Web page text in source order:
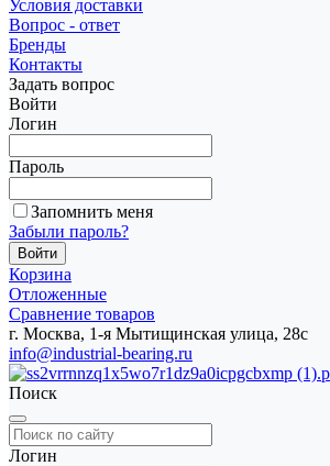
Условия доставки
Вопрос - ответ
Бренды
Контакты
Задать вопрос
Войти
Логин
Пароль
Запомнить меня
Забыли пароль?
Корзина
Отложенные
Сравнение товаров
г. Москва, 1-я Мытищинская улица, 28с
info@industrial-bearing.ru
Поиск
Логин